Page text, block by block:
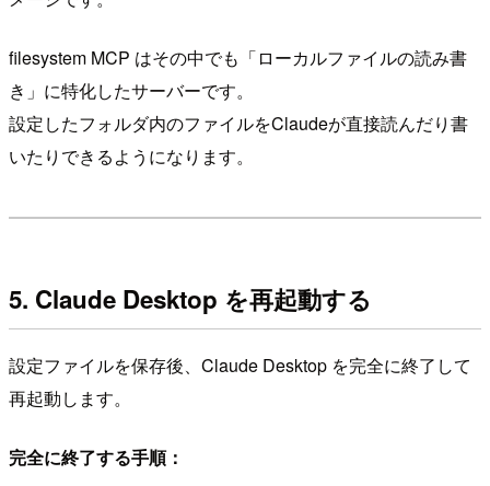
filesystem MCP はその中でも「ローカルファイルの読み書
き」に特化したサーバーです。
設定したフォルダ内のファイルをClaudeが直接読んだり書
いたりできるようになります。
5. Claude Desktop を再起動する
設定ファイルを保存後、Claude Desktop を完全に終了して
再起動します。
完全に終了する手順：